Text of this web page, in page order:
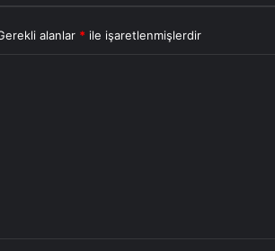
alanlar * ile işaretlenmişlerdir